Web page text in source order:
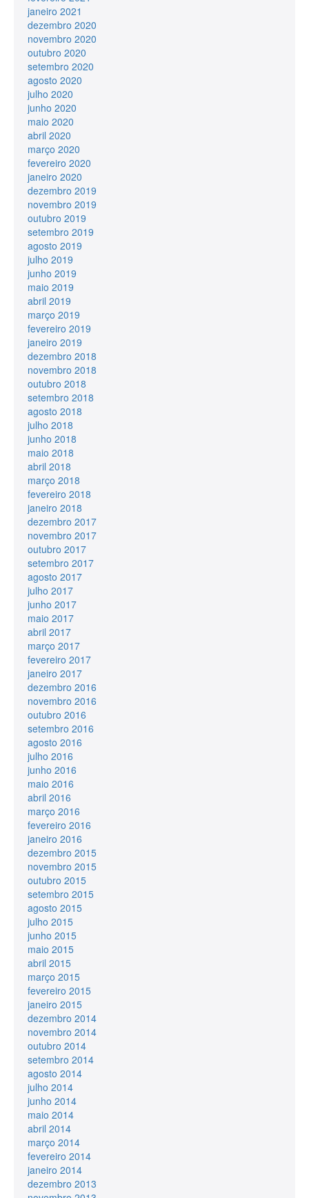
janeiro 2021
dezembro 2020
novembro 2020
outubro 2020
setembro 2020
agosto 2020
julho 2020
junho 2020
maio 2020
abril 2020
março 2020
fevereiro 2020
janeiro 2020
dezembro 2019
novembro 2019
outubro 2019
setembro 2019
agosto 2019
julho 2019
junho 2019
maio 2019
abril 2019
março 2019
fevereiro 2019
janeiro 2019
dezembro 2018
novembro 2018
outubro 2018
setembro 2018
agosto 2018
julho 2018
junho 2018
maio 2018
abril 2018
março 2018
fevereiro 2018
janeiro 2018
dezembro 2017
novembro 2017
outubro 2017
setembro 2017
agosto 2017
julho 2017
junho 2017
maio 2017
abril 2017
março 2017
fevereiro 2017
janeiro 2017
dezembro 2016
novembro 2016
outubro 2016
setembro 2016
agosto 2016
julho 2016
junho 2016
maio 2016
abril 2016
março 2016
fevereiro 2016
janeiro 2016
dezembro 2015
novembro 2015
outubro 2015
setembro 2015
agosto 2015
julho 2015
junho 2015
maio 2015
abril 2015
março 2015
fevereiro 2015
janeiro 2015
dezembro 2014
novembro 2014
outubro 2014
setembro 2014
agosto 2014
julho 2014
junho 2014
maio 2014
abril 2014
março 2014
fevereiro 2014
janeiro 2014
dezembro 2013